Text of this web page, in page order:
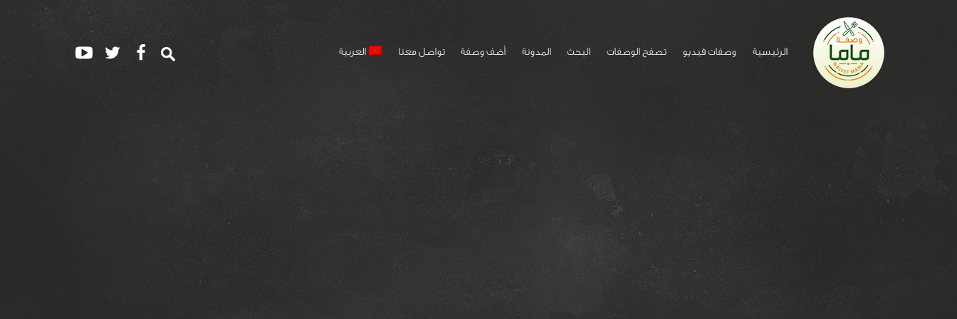
الرئيسية وصفات فيديو تصفح الوصفات البحث المدونة أضف وصفة تواصل معنا العربية